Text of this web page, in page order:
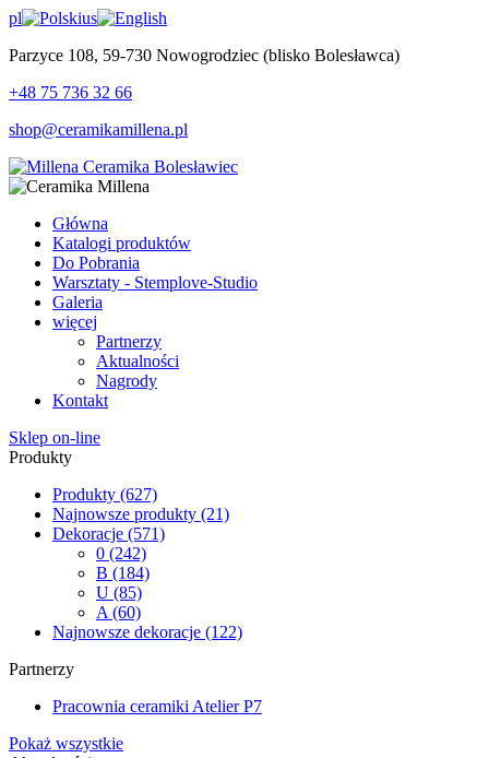
pl
us
Parzyce 108, 59-730 Nowogrodziec (blisko Bolesławca)
+48 75 736 32 66
shop@ceramikamillena.pl
Główna
Katalogi produktów
Do Pobrania
Warsztaty - Stemplove-Studio
Galeria
więcej
Partnerzy
Aktualności
Nagrody
Kontakt
Sklep on-line
Produkty
Produkty (627)
Najnowsze produkty (21)
Dekoracje (571)
0 (242)
B (184)
U (85)
A (60)
Najnowsze dekoracje (122)
Partnerzy
Pracownia ceramiki Atelier P7
Pokaż wszystkie